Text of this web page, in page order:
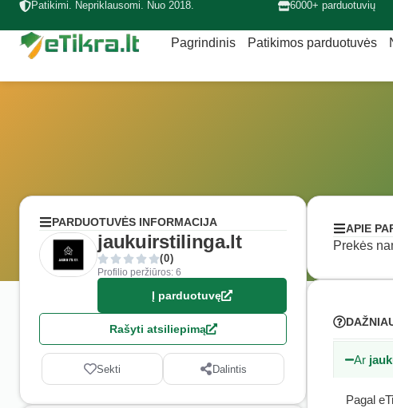
Patikimi. Nepriklausomi. Nuo 2018. 6000+ parduotuvių
Pagrindinis Patikimos parduotuvės
PARDUOTUVĖS INFORMACIJA
jaukuirstilinga.lt
(0)
Profilio peržiūros: 6
Į parduotuvę
Rašyti atsiliepimą
Sekti Dalintis
APIE
Prekės
Ar
Pagal